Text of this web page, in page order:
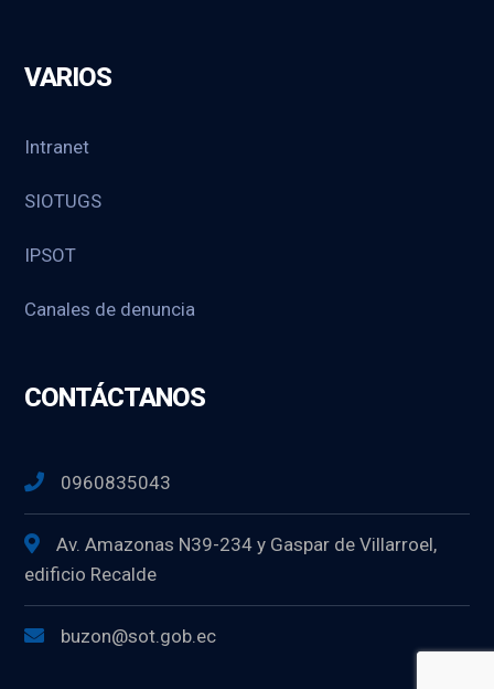
VARIOS
Intranet
SIOTUGS
IPSOT
Canales de denuncia
CONTÁCTANOS
0960835043
Av. Amazonas N39-234 y Gaspar de Villarroel,
edificio Recalde
buzon@sot.gob.ec